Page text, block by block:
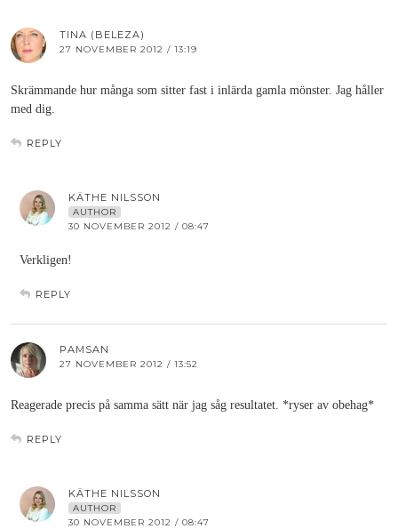
TINA (BELEZA)
27 NOVEMBER 2012 / 13:19
Skrämmande hur många som sitter fast i inlärda gamla mönster. Jag håller
med dig.
REPLY
KÄTHE NILSSON
AUTHOR
30 NOVEMBER 2012 / 08:47
Verkligen!
REPLY
PAMSAN
27 NOVEMBER 2012 / 13:52
Reagerade precis på samma sätt när jag såg resultatet. *ryser av obehag*
REPLY
KÄTHE NILSSON
AUTHOR
30 NOVEMBER 2012 / 08:47